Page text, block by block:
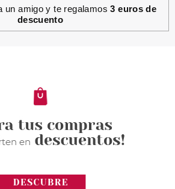
un amigo y te regalamos3 euros de
descuento